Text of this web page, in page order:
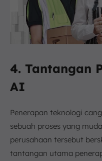
4. Tantangan
AI
Penerapan teknologi
sebuah proses yang
perusahaan tersebut
tantangan utama